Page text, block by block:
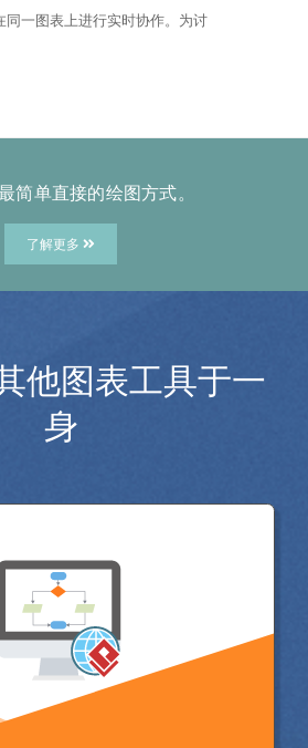
同一图表上进行实时协作。为讨
简单直接的绘图方式。
了解更多
他图表工具于一
身